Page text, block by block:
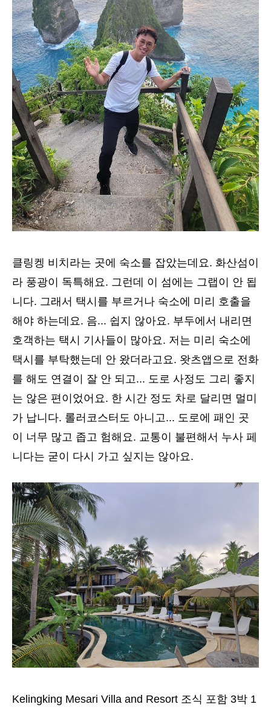
클링켕 비치라는 곳에 숙소를 잡았는데요. 화산섬이
라 풍광이 독특해요. 그런데 이 섬에는 그랩이 안 됩
니다. 그래서 택시를 부르거나 숙소에 미리 호출을
해야 하는데요. 음... 쉽지 않아요. 부두에서 내리면
호객하는 택시 기사들이 많아요. 저는 미리 숙소에
택시를 부탁했는데 안 왔더라고요. 왓츠앱으로 전화
를 해도 연결이 잘 안 되고... 도로 사정도 그리 좋지
는 않은 편이었어요. 한 시간 정도 차로 달리면 멀미
가 납니다. 롤러코스터도 아니고... 도로에 패인 곳
이 너무 많고 좁고 험해요. 교통이 불편해서 누사 페
니다는 굳이 다시 가고 싶지는 않아요.
Kelingking Mesari Villa and Resort 조식 포함 3박 1